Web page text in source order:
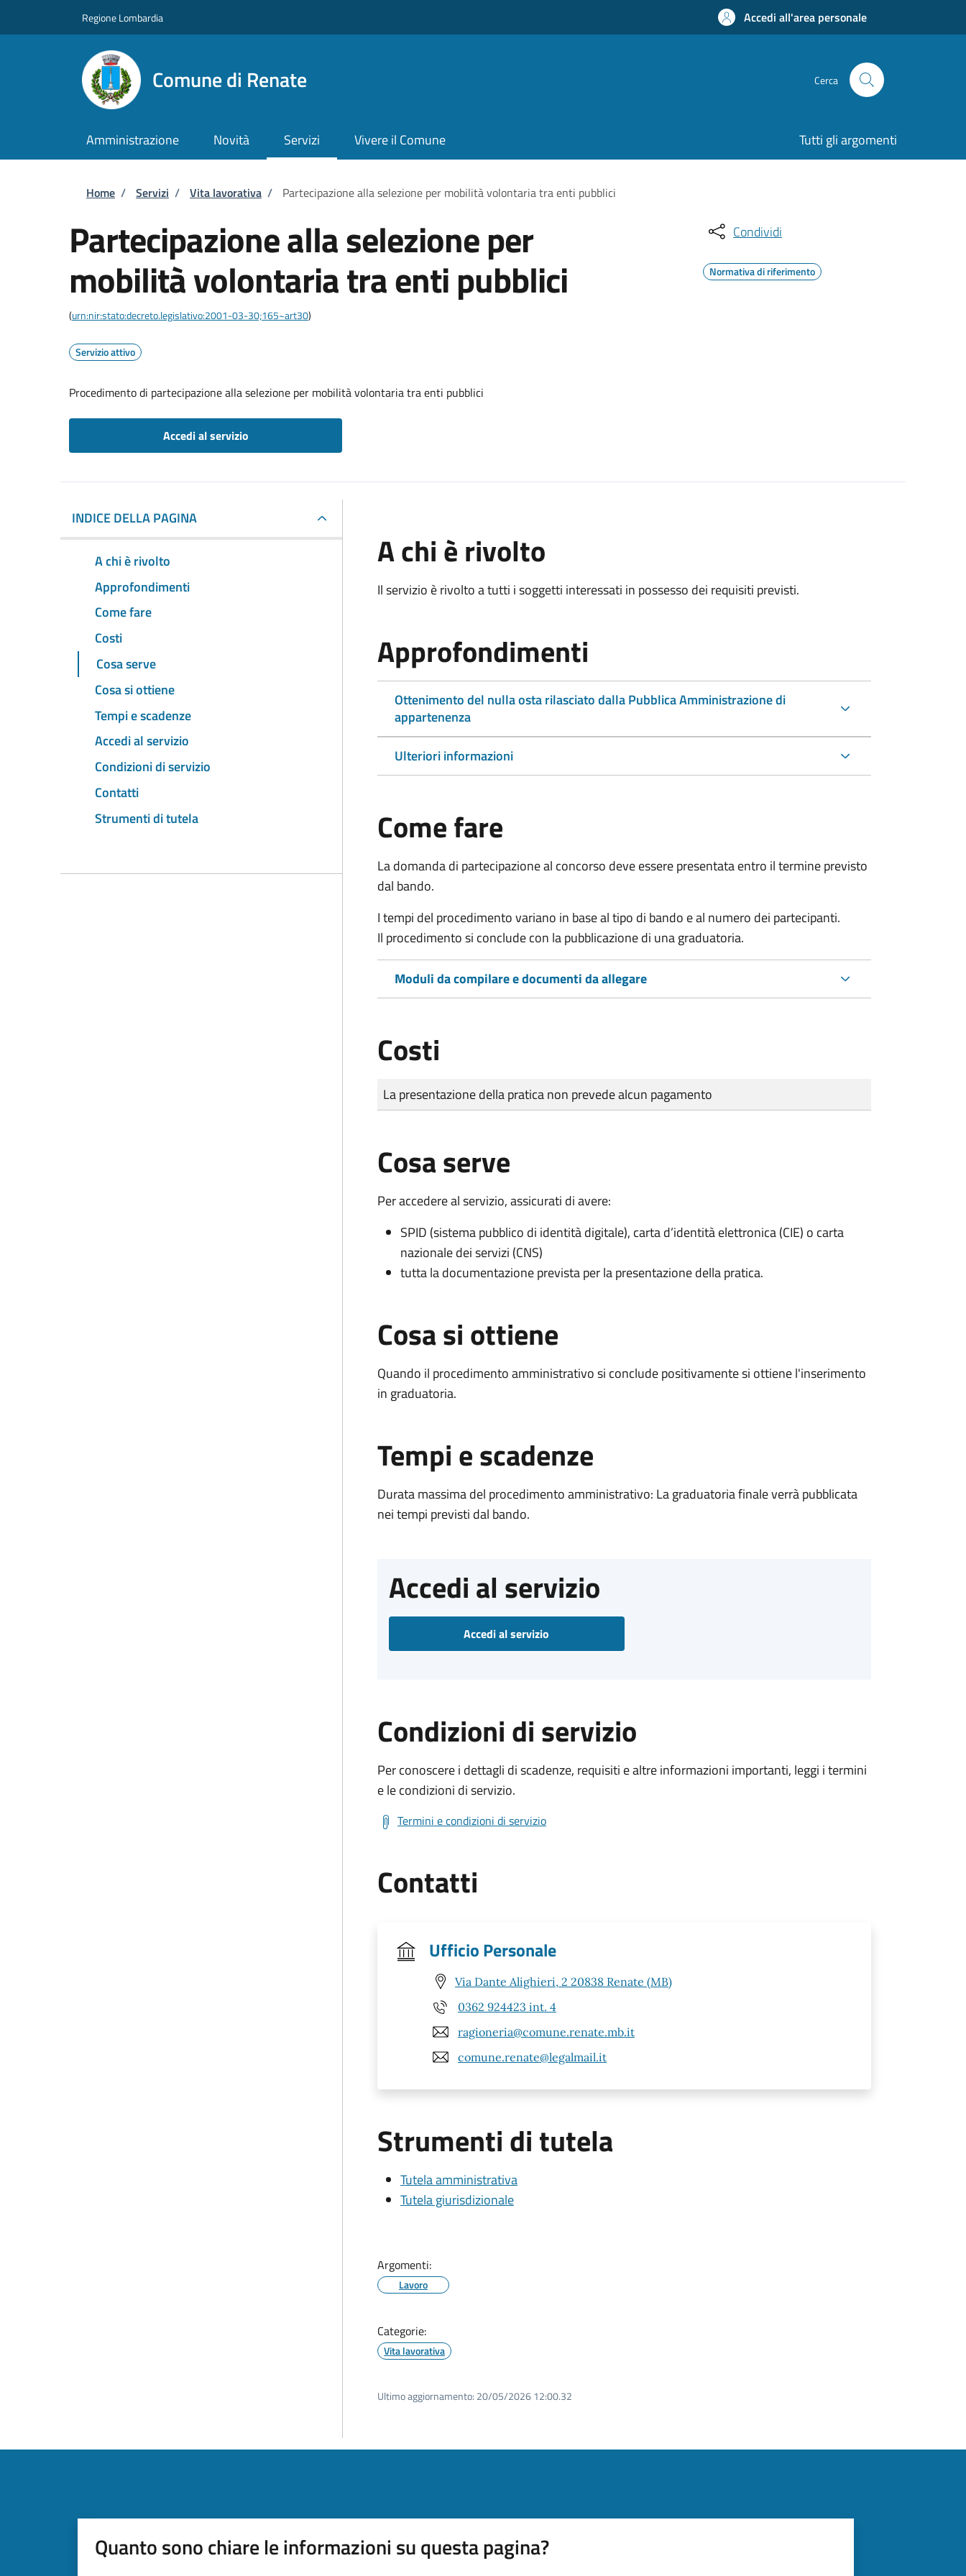
Regione Lombardia Accedi all'area personale
Comune di Renate Cerca
Amministrazione Novità Servizi Vivere il Comune Tutti gli argomenti
Briciole di pane
Home / Servizi / Vita lavorativa / Partecipazione alla selezione per mobilità volontaria tra enti pubblici
Partecipazione alla selezione per
mobilità volontaria tra enti pubblici
(urn:nir:stato:decreto.legislativo:2001-03-30;165~art30)
Servizio attivo
Procedimento di partecipazione alla selezione per mobilità volontaria tra enti pubblici
Accedi al servizio
Condividi
Normativa di riferimento
INDICE DELLA PAGINA
A chi è rivolto
Approfondimenti
Come fare
Costi
Cosa serve
Cosa si ottiene
Tempi e scadenze
Accedi al servizio
Condizioni di servizio
Contatti
Strumenti di tutela
A chi è rivolto
Il servizio è rivolto a tutti i soggetti interessati in possesso dei requisiti previsti.
Approfondimenti
Ottenimento del nulla osta rilasciato dalla Pubblica Amministrazione di
appartenenza
Ulteriori informazioni
Come fare
La domanda di partecipazione al concorso deve essere presentata entro il termine previsto
dal bando.
I tempi del procedimento variano in base al tipo di bando e al numero dei partecipanti.
Il procedimento si conclude con la pubblicazione di una graduatoria.
Moduli da compilare e documenti da allegare
Costi
Tipo di pagamento
Importo
La presentazione della pratica non prevede alcun pagamento
Cosa serve
Per accedere al servizio, assicurati di avere:
SPID (sistema pubblico di identità digitale), carta d’identità elettronica (CIE) o carta
nazionale dei servizi (CNS)
tutta la documentazione prevista per la presentazione della pratica.
Cosa si ottiene
Quando il procedimento amministrativo si conclude positivamente si ottiene l'inserimento
in graduatoria.
Tempi e scadenze
Durata massima del procedimento amministrativo: La graduatoria finale verrà pubblicata
nei tempi previsti dal bando.
Accedi al servizio
Accedi al servizio
Condizioni di servizio
Per conoscere i dettagli di scadenze, requisiti e altre informazioni importanti, leggi i termini
e le condizioni di servizio.
Termini e condizioni di servizio
Contatti
Ufficio Personale
Via Dante Alighieri, 2 20838 Renate (MB)
0362 924423 int. 4
ragioneria@comune.renate.mb.it
comune.renate@legalmail.it
Strumenti di tutela
Tutela amministrativa
Tutela giurisdizionale
Argomenti:
Lavoro
Categorie:
Vita lavorativa
Ultimo aggiornamento: 20/05/2026 12:00.32
Quanto sono chiare le informazioni su questa pagina?